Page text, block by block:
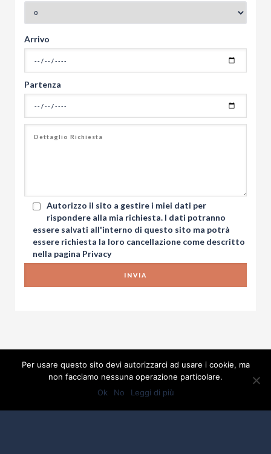
Arrivo
Partenza
Autorizzo il sito a gestire i miei dati per
rispondere alla mia richiesta. I dati potranno
essere salvati all'interno di questo sito ma potrà
essere richiesta la loro cancellazione come descritto
nella pagina Privacy
Per usare questo sito devi autorizzarci ad usare i cookie, ma
non facciamo nessuna operazione particolare.
Ok
No Leggi di più